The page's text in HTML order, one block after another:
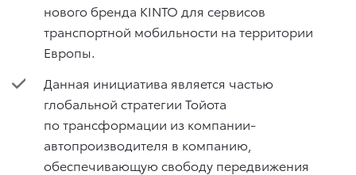
нового бренда KINTO для сервисов
транспортной мобильности на территории
Европы.
Данная инициатива является частью
глобальной стратегии Тойота
по трансформации из компании-
автопроизводителя в компанию,
обеспечивающую свободу передвижения